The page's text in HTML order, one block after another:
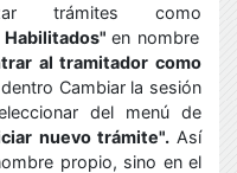
trámites como
Habilitados"en nombre
al tramitador como
Cambiar la sesión
del menú de
nuevo trámite". Así
propio, sino en el